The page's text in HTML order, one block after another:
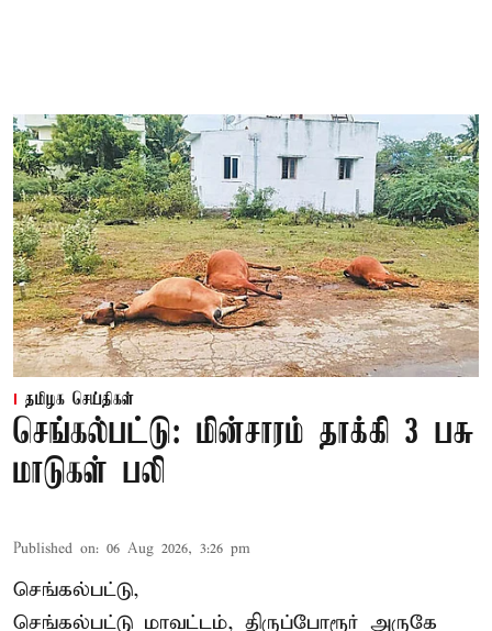
தமிழக செய்திகள்
செங்கல்பட்டு: மின்சாரம் தாக்கி 3 பசு
மாடுகள் பலி
Published on: 06 Aug 2026, 3:26 pm
செங்கல்பட்டு,
செங்கல்பட்டு மாவட்டம், திருப்போரூர் அருகே